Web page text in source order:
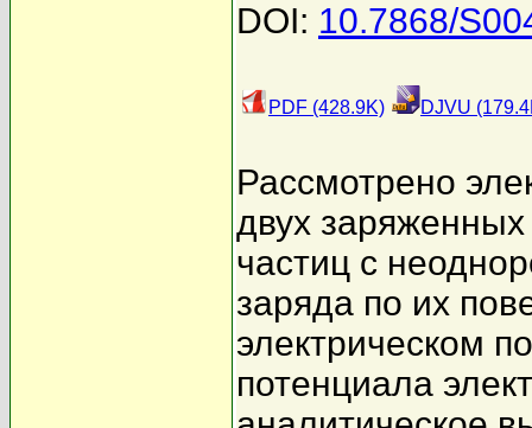
DOI: 10.7868/
PDF (428.9K) DJVU
Рассмотрено
двух
частиц с
заряда по их
электрическом
потенциала